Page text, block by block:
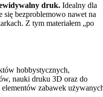
druk. Idealny dla
się bezproblemowo nawet na
Z tym materiałem „po
hobbystycznych,
nauki druku 3D oraz do
zabawek